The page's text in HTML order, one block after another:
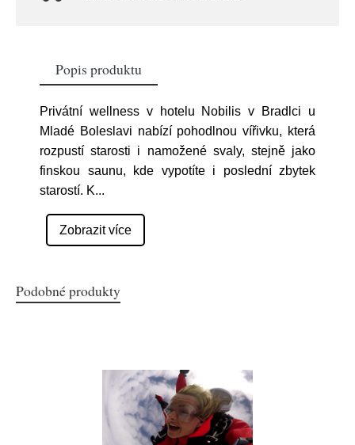
Popis produktu
Privátní wellness v hotelu Nobilis v Bradlci u
Mladé Boleslavi nabízí pohodlnou vířivku, která
rozpustí starosti i namožené svaly, stejně jako
finskou saunu, kde vypotíte i poslední zbytek
starostí. K...
Zobrazit více
Podobné produkty